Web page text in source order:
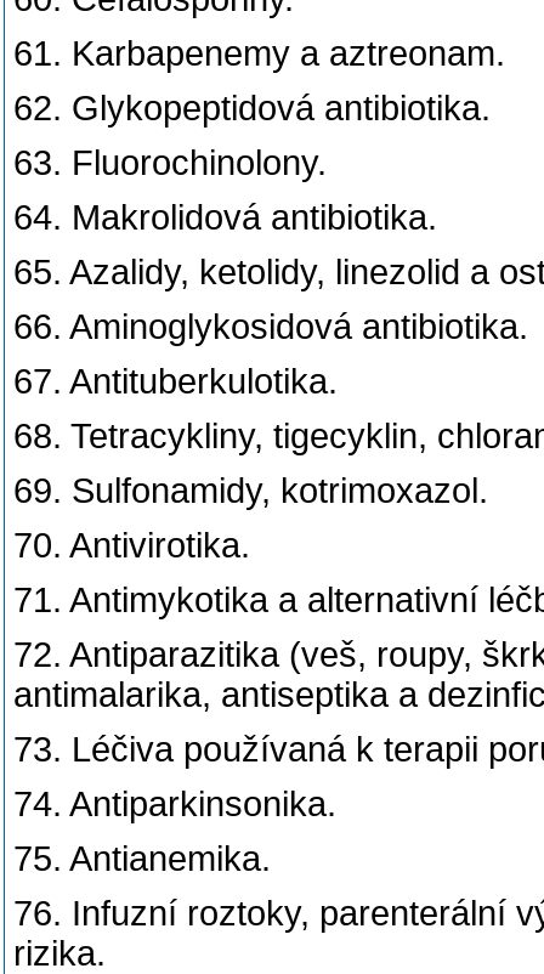
61. Karbapenemy a aztreonam.
62. Glykopeptidová antibiotika.
63. Fluorochinolony.
64. Makrolidová antibiotika.
65. Azalidy, ketolidy, linezolid a
66. Aminoglykosidová antibiotika.
67. Antituberkulotika.
68. Tetracykliny, tigecyklin,
69. Sulfonamidy, kotrimoxazol.
70. Antivirotika.
71. Antimykotika a alternativní
72. Antiparazitika (veš, roupy,
antimalarika, antiseptika a
73. Léčiva používaná k terapii
74. Antiparkinsonika.
75. Antianemika.
76. Infuzní roztoky, parenterální
rizika.